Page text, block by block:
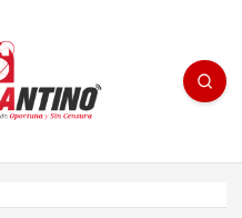
medios/noticias/editorial